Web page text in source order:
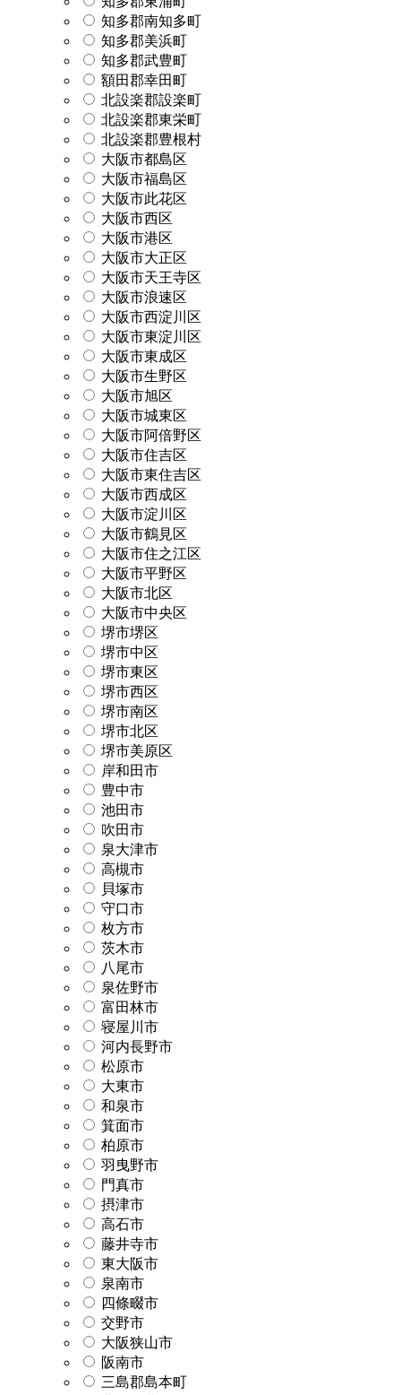
知多郡南知多町
知多郡美浜町
知多郡武豊町
額田郡幸田町
北設楽郡設楽町
北設楽郡東栄町
北設楽郡豊根村
大阪市都島区
大阪市福島区
大阪市此花区
大阪市西区
大阪市港区
大阪市大正区
大阪市天王寺区
大阪市浪速区
大阪市西淀川区
大阪市東淀川区
大阪市東成区
大阪市生野区
大阪市旭区
大阪市城東区
大阪市阿倍野区
大阪市住吉区
大阪市東住吉区
大阪市西成区
大阪市淀川区
大阪市鶴見区
大阪市住之江区
大阪市平野区
大阪市北区
大阪市中央区
堺市堺区
堺市中区
堺市東区
堺市西区
堺市南区
堺市北区
堺市美原区
岸和田市
豊中市
池田市
吹田市
泉大津市
高槻市
貝塚市
守口市
枚方市
茨木市
八尾市
泉佐野市
富田林市
寝屋川市
河内長野市
松原市
大東市
和泉市
箕面市
柏原市
羽曳野市
門真市
摂津市
高石市
藤井寺市
東大阪市
泉南市
四條畷市
交野市
大阪狭山市
阪南市
三島郡島本町